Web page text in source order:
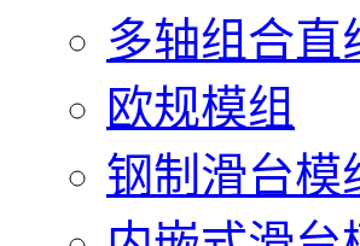
多轴组合直
欧规模组
钢制滑台模